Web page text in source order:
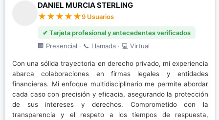
DANIEL MURCIA STERLING
9 Usuarios
✔ Tarjeta profesional y antecedentes verificados
🏢 Presencial · 📞 Llamada · 💻 Virtual
Con una sólida trayectoria en derecho privado, mi experiencia
abarca colaboraciones en firmas legales y entidades
financieras. Mi enfoque multidisciplinario me permite abordar
cada caso con precisión y eficacia, asegurando la protección
de sus intereses y derechos. Comprometido con la
transparencia y el respeto a los tiempos de respuesta,